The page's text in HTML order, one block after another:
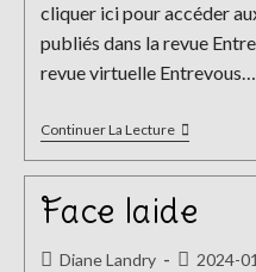
publication :
cliquer ici pour accéder
publiés dans la revue
revue virtuelle Entrevous…
Continuer La LectureHaishas
D’hiver
Face laide
Auteur/autrice
Diane Landry
Publication
2024-